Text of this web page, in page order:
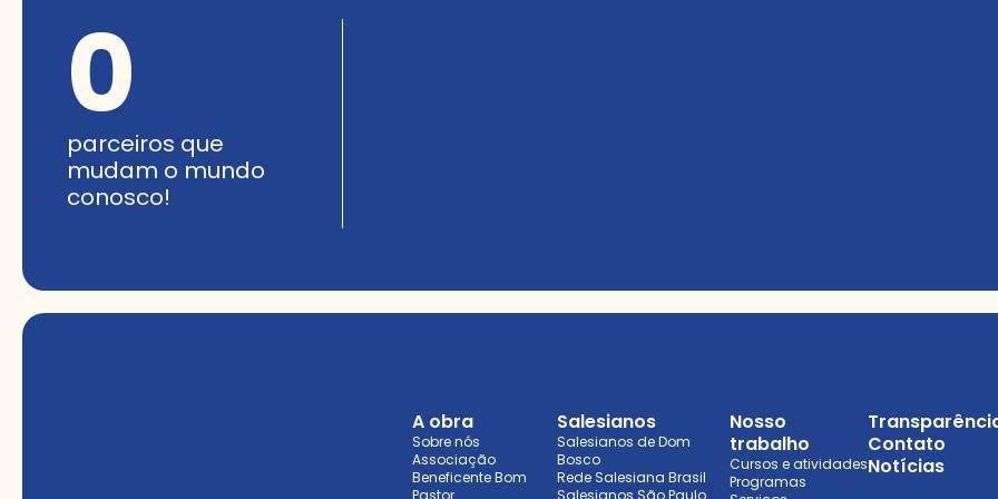
parceiros que
mudam o mundo
conosco!
0
A obra
Sobre nós
Associação
Beneficente Bom
Pastor
Salesianos
Salesianos de Dom
Bosco
Rede Salesiana Brasil
Salesianos São Paulo
Nosso
trabalho
Cursos e atividades
Programas
Contato
Notícias